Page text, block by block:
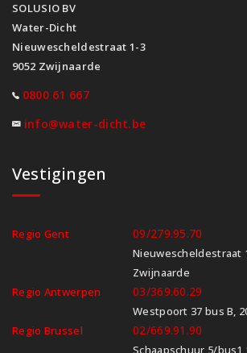
SOLUSIO BV
Water-Dicht
Nieuwescheldestraat 1-3
9052 Zwijnaarde
0800 61 667
info@water-dicht.be
Vestigingen
Regio Gent 09/279.95.70
Nieuwescheldestraat
Zwijnaarde
Regio Antwerpen
03/369.60.29
Westpoort 37 bus B,
Regio Brussel
02/669.91.90
Schaapschuur 5/bus1